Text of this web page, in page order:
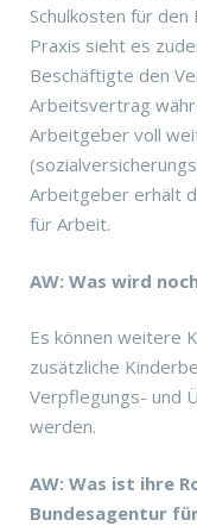
Schulkosten für
Praxis sieht es
Beschäftigte den
Arbeitsvertrag
Arbeitgeber voll
Arbeitgeber erhält
für Arbeit.
AW: Was wird
Es können weitere
zusätzliche
Verpflegungs- und
werden.
AW: Was ist ihre
Bundesagentur